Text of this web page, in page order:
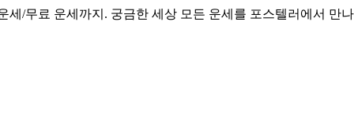
세/무료 운세까지. 궁금한 세상 모든 운세를 포스텔러에서 만